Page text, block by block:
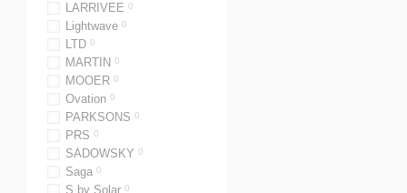
LARRIVEE 0
Lightwave 0
LTD 0
MARTIN 0
MOOER 0
Ovation 0
PARKSONS 0
PRS 0
SADOWSKY 0
Saga 0
S by Solar 0